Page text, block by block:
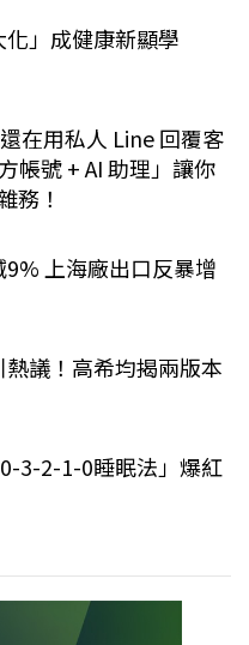
」成健康新顯學
在用私人 Line 回覆客
帳號 + AI 助理」讓你
務！
上海廠出口反暴增
熱議！高希均揭兩版本
3-2-1-0睡眠法」爆紅